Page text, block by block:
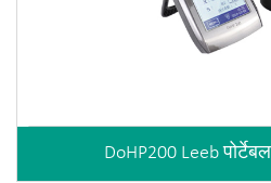
DoHP200 Leeb